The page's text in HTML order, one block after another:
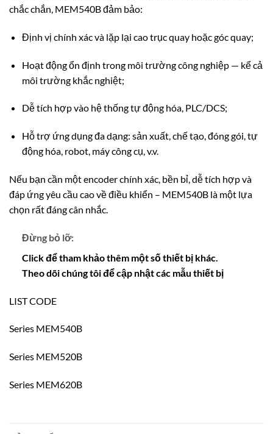
chắc chắn, MEM540B đảm bảo:
Định vị chính xác và lặp lại cao trục quay hoặc góc quay;
Hoạt động ổn định trong môi trường công nghiệp — kể cả
môi trường khắc nghiệt;
Dễ tích hợp vào hệ thống tự động hóa, PLC/DCS;
Hỗ trợ ứng dụng đa dạng: sản xuất, chế tạo, đóng gói, tự
động hóa, robot, máy công cụ, v.v.
Nếu bạn cần một encoder chính xác, bền bỉ, dễ tích hợp và
đáp ứng yêu cầu cao về điều khiển – MEM540B là một lựa
chọn rất đáng cân nhắc.
Đừng bỏ lỡ:
Click để tham khảo thêm một số thiết bị khác.
Theo dõi chúng tôi để cập nhật các mẫu thiết bị
LIST CODE
Series MEM540B
Series MEM520B
Series MEM620B